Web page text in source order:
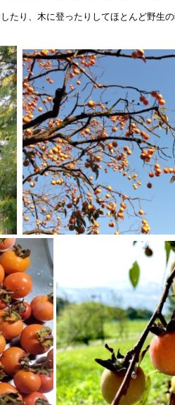
たり、木に登ったりしてほとんど野生